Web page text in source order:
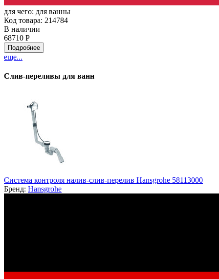
для чего: для ванны
Код товара: 214784
В наличии
68710 Р
Подробнее
еще...
Слив-переливы для ванн
Система контроля налив-слив-перелив Hansgrohe 58113000
Бренд: Hansgrohe